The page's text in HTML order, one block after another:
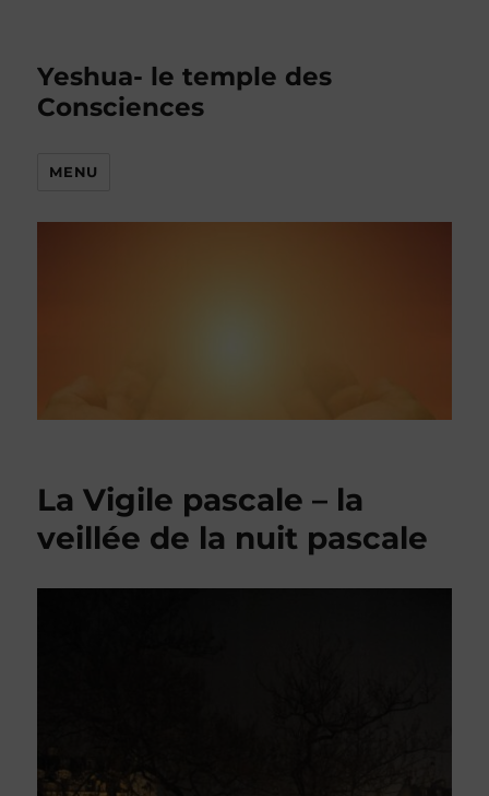
Yeshua- le temple des
Consciences
MENU
La Vigile pascale – la
veillée de la nuit pascale